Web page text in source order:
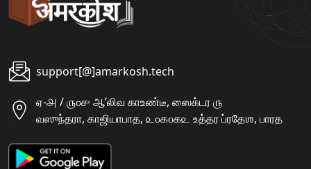
support[@]amarkosh.tech
ஏ-௮ / ௫௦௪ ஆʼலிவ காஉண்டீ, ஸைக்டர ௫
வஸுந்தரா, காஜியாபாத, ௨௦௧௦௧௨ உத்தர ப்ரதேஶ, பாரத